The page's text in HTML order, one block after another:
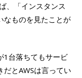
、「インスタンス
なものを見たことが
1台落ちてもサービ
とAWSは言ってい